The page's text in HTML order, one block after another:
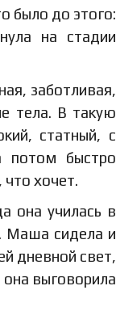
было до этого:
на стадии
заботливая,
тела. В такую
статный, с
потом быстро
что хочет.
она училась в
Маша сидела и
дневной свет,
выговорила